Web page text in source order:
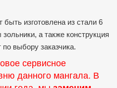
изготовлена из стали 6
а также конструкция
выбору заказчика.
сервисное
данного мангала. В